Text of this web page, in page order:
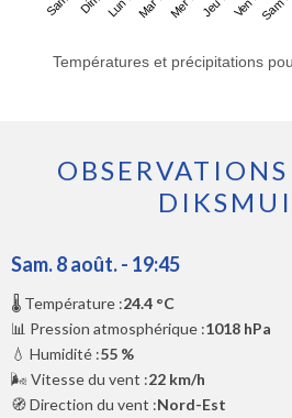
Températures et précipitations
Sam. 8 août. - 19:45
🌡️ Température :24.4 °C
📊 Pression atmosphérique :1018 hPa
💧 Humidité :55 %
🌬️ Vitesse du vent :22 km/h
🧭 Direction du vent :Nord-Est